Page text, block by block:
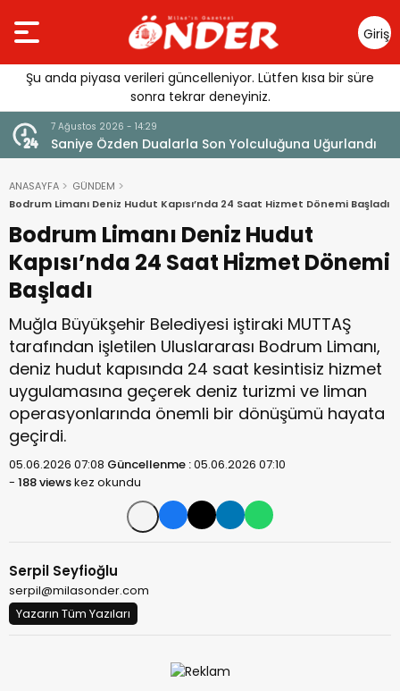
Giriş
Yap
Şu anda piyasa verileri güncelleniyor. Lütfen kısa bir süre
sonra tekrar deneyiniz.
Son Yolculuğuna Uğurlandı Tercih Döneminde
ANASAYFA
GÜNDEM
Bodrum Limanı Deniz Hudut Kapısı’nda 24 Saat Hizmet Dönemi Başladı
Bodrum Limanı Deniz Hudut
Kapısı’nda 24 Saat Hizmet Dönemi
Başladı
Muğla Büyükşehir Belediyesi iştiraki MUTTAŞ
tarafından işletilen Uluslararası Bodrum Limanı,
deniz hudut kapısında 24 saat kesintisiz hizmet
uygulamasına geçerek deniz turizmi ve liman
operasyonlarında önemli bir dönüşümü hayata
geçirdi.
05.06.2026 07:08 Güncellenme :05.06.2026 07:10
- 188 viewskez okundu
Serpil Seyfioğlu
serpil@milasonder.com
Yazarın Tüm Yazıları